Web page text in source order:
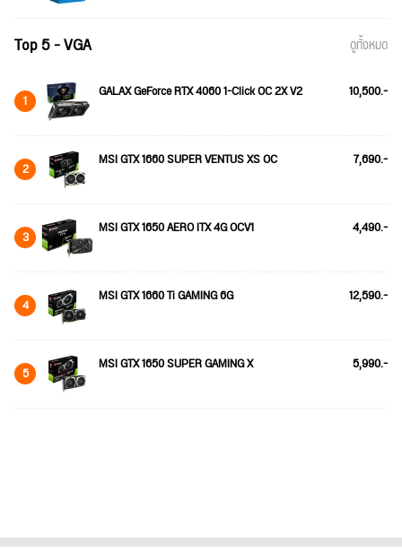
Top 5 - VGA ดูทั้งหมด
1 GALAX GeForce RTX 4060 1-Click OC 2X V2 10,500.-
2 MSI GTX 1660 SUPER VENTUS XS OC 7,690.-
3 MSI GTX 1650 AERO ITX 4G OCV1 4,490.-
4 MSI GTX 1660 Ti GAMING 6G 12,590.-
5 MSI GTX 1650 SUPER GAMING X 5,990.-